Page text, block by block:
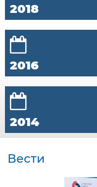
2018
2016
2014
Вести